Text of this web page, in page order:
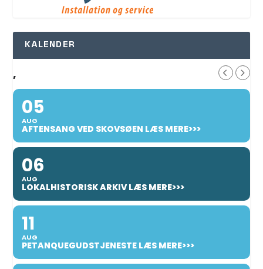
KALENDER
,
05
AUG
AFTENSANG VED SKOVSØEN LÆS MERE>>>
06
AUG
LOKALHISTORISK ARKIV LÆS MERE>>>
11
AUG
PETANQUEGUDSTJENESTE LÆS MERE>>>